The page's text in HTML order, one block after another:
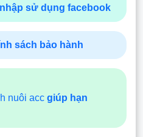
sử dụng facebook
sách bảo hành
nuôi acc giúp hạn